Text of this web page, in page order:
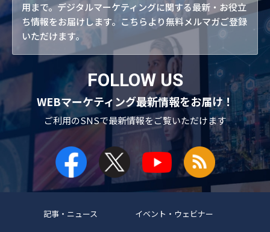
用まで。デジタルマーケティングに関する最新・お役立
ち情報をお届けします。こちらより無料メルマガご登録
いただけます。
FOLLOW US
WEBマーケティング最新情報をお届け！
ご利用のSNSで最新情報をご覧いただけます
記事・ニュース イベント・ウェビナー